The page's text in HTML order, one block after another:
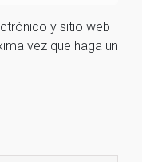
y sitio web
vez que haga un